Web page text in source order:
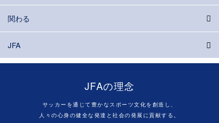
関わる
JFA
JFAの理念
サッカーを通じて豊かなスポーツ文化を創造し、
人々の心身の健全な発達と社会の発展に貢献する。